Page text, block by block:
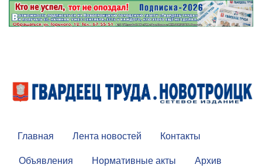
Главная Лента новостей
Контакты
Объявления
Нормативные акты
Архив